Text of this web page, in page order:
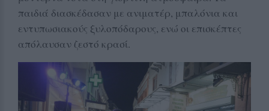
παιδιά διασκέδασαν με ανιματέρ, μπαλόνια και
εντυπωσιακούς ξυλοπόδαρους, ενώ οι επισκέπτες
απόλαυσαν ζεστό κρασί.